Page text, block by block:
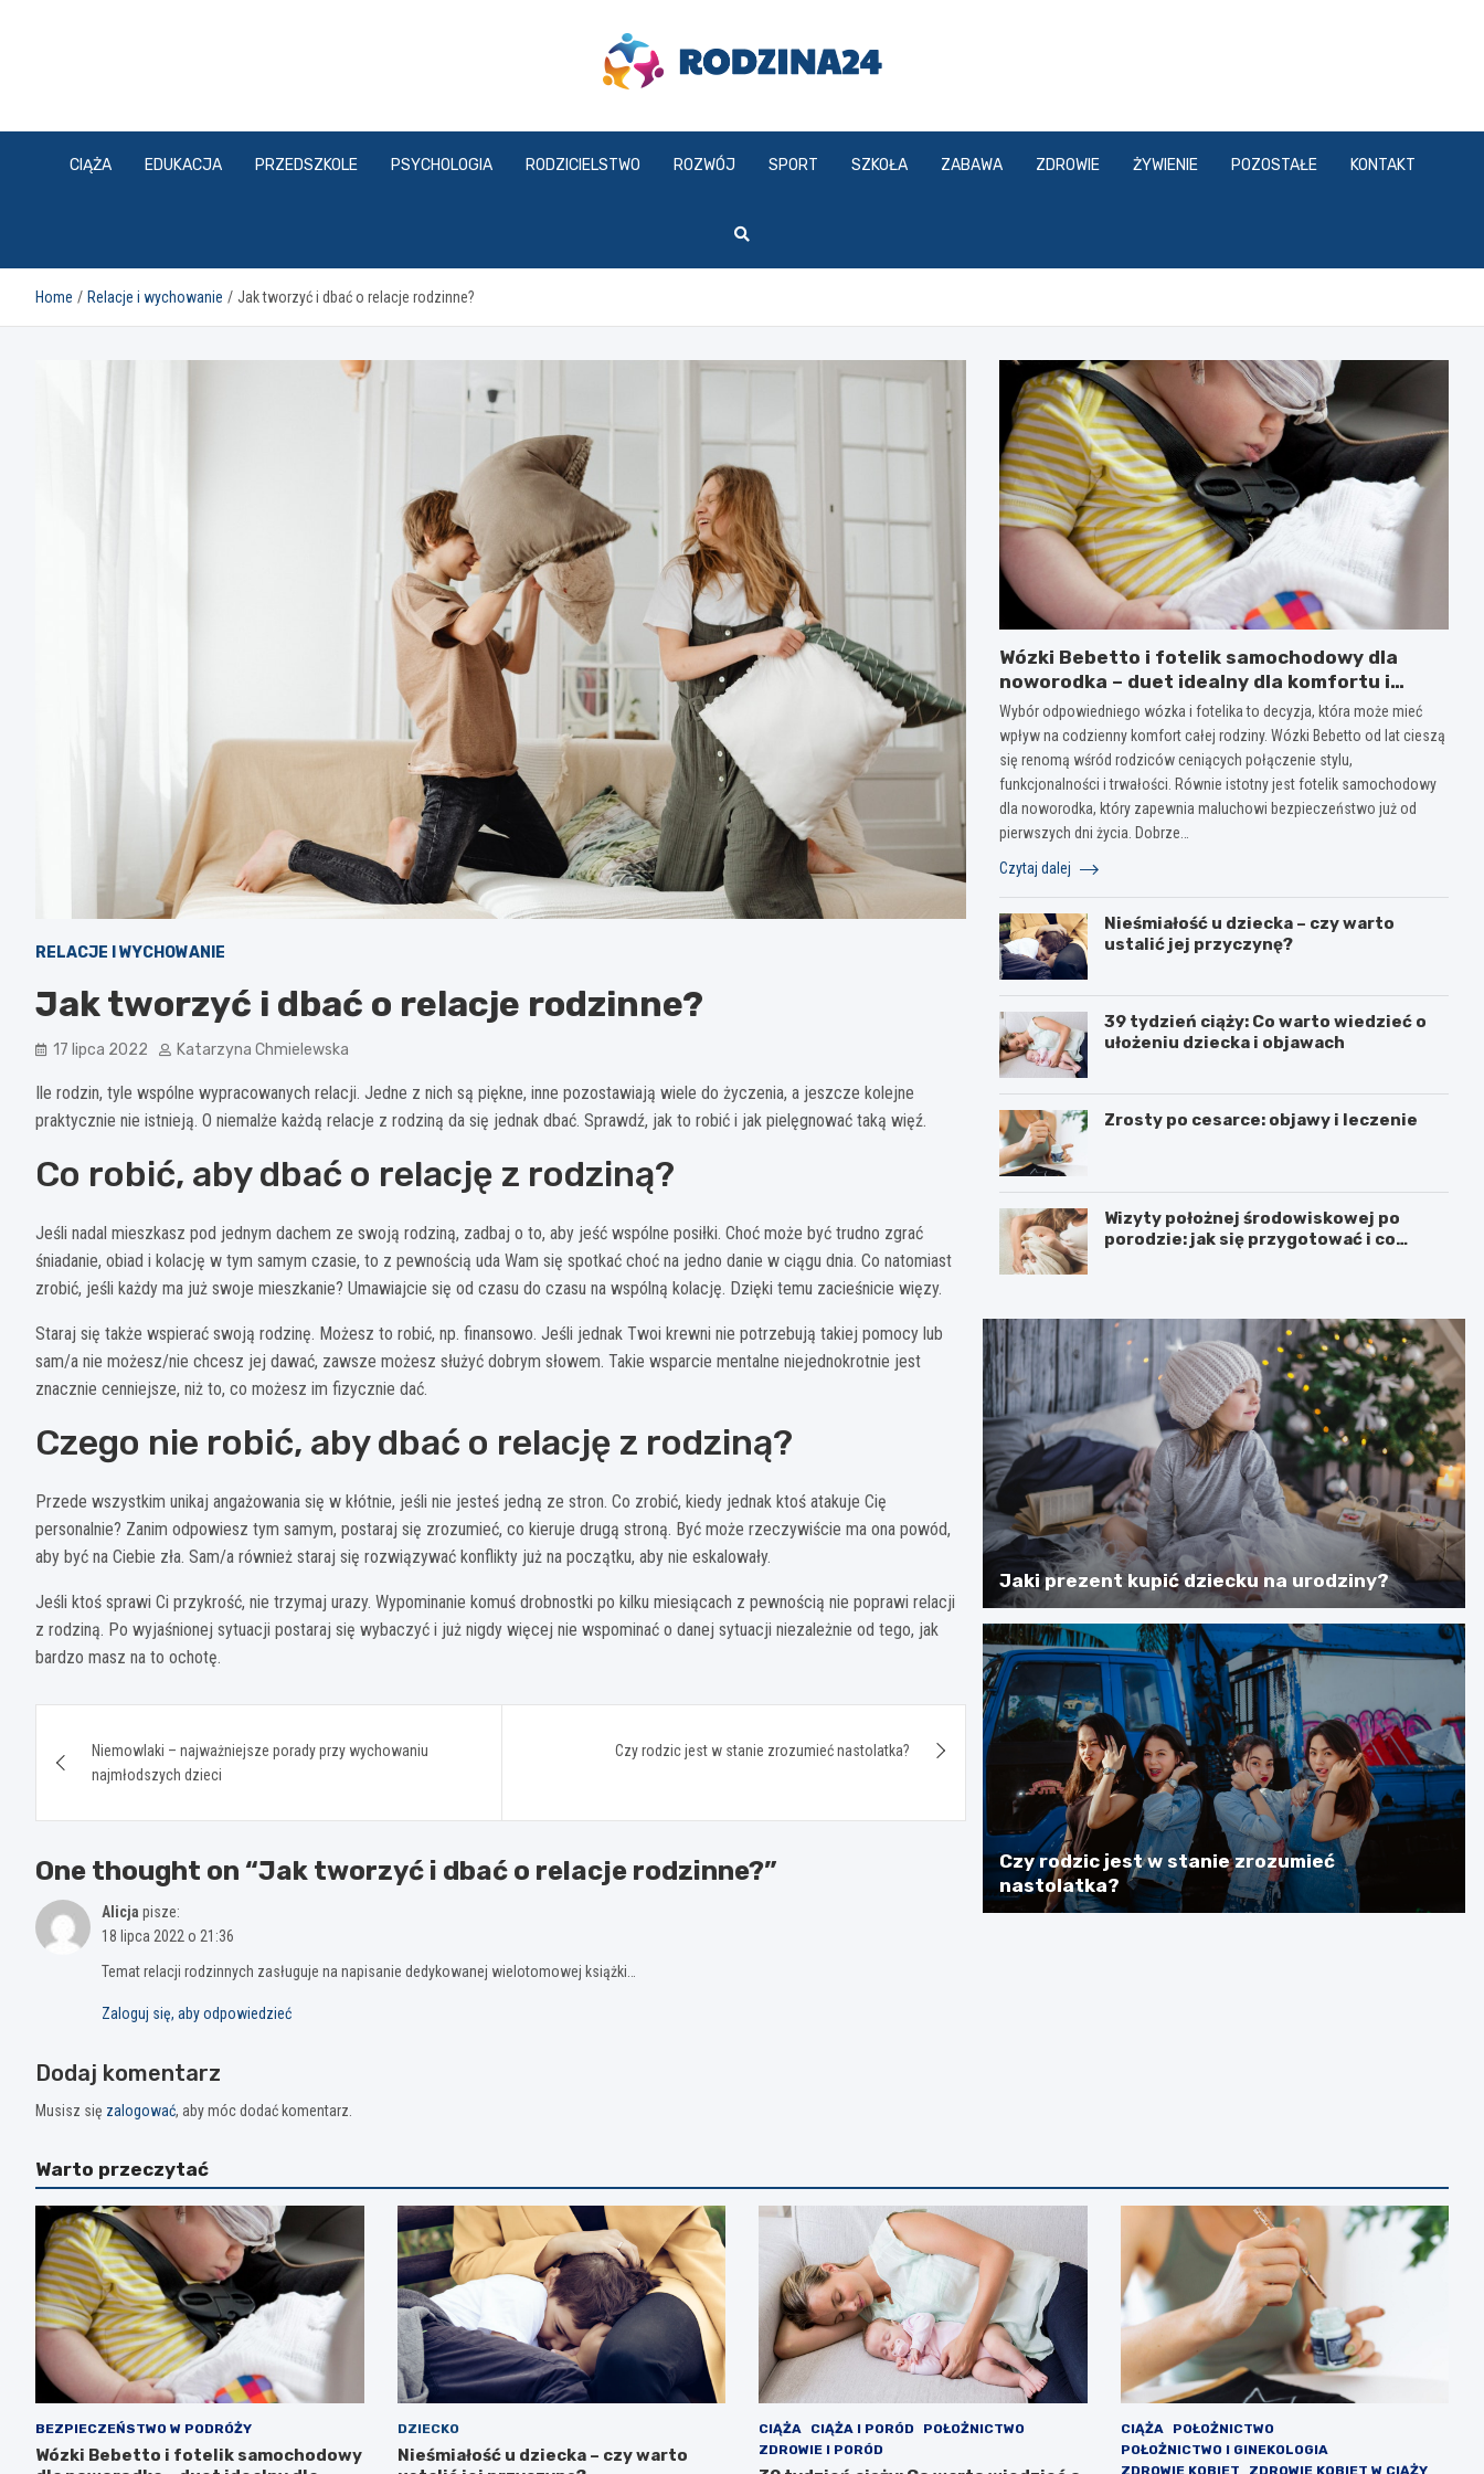
rodzina24.pl
CIĄŻA EDUKACJA PRZEDSZKOLE PSYCHOLOGIA RODZICIELSTWO ROZWÓJ SPORT SZKOŁA ZABAWA ZDROWIE ŻYWIENIE POZOSTAŁE KONTAKT
Home Relacje i wychowanie Jak tworzyć i dbać o relacje rodzinne?
RELACJE I WYCHOWANIE
Jak tworzyć i dbać o relacje rodzinne?
17 lipca 2022 Katarzyna Chmielewska
Ile rodzin, tyle wspólne wypracowanych relacji. Jedne z nich są piękne, inne pozostawiają wiele do życzenia, a jeszcze kolejne
praktycznie nie istnieją. O niemalże każdą relacje z rodziną da się jednak dbać. Sprawdź, jak to robić i jak pielęgnować taką więź.
Co robić, aby dbać o relację z rodziną?
Jeśli nadal mieszkasz pod jednym dachem ze swoją rodziną, zadbaj o to, aby jeść wspólne posiłki. Choć może być trudno zgrać
śniadanie, obiad i kolację w tym samym czasie, to z pewnością uda Wam się spotkać choć na jedno danie w ciągu dnia. Co natomiast
zrobić, jeśli każdy ma już swoje mieszkanie? Umawiajcie się od czasu do czasu na wspólną kolację. Dzięki temu zacieśnicie więzy.
Staraj się także wspierać swoją rodzinę. Możesz to robić, np. finansowo. Jeśli jednak Twoi krewni nie potrzebują takiej pomocy lub
sam/a nie możesz/nie chcesz jej dawać, zawsze możesz służyć dobrym słowem. Takie wsparcie mentalne niejednokrotnie jest
znacznie cenniejsze, niż to, co możesz im fizycznie dać.
Czego nie robić, aby dbać o relację z rodziną?
Przede wszystkim unikaj angażowania się w kłótnie, jeśli nie jesteś jedną ze stron. Co zrobić, kiedy jednak ktoś atakuje Cię
personalnie? Zanim odpowiesz tym samym, postaraj się zrozumieć, co kieruje drugą stroną. Być może rzeczywiście ma ona powód,
aby być na Ciebie zła. Sam/a również staraj się rozwiązywać konflikty już na początku, aby nie eskalowały.
Jeśli ktoś sprawi Ci przykrość, nie trzymaj urazy. Wypominanie komuś drobnostki po kilku miesiącach z pewnością nie poprawi relacji
z rodziną. Po wyjaśnionej sytuacji postaraj się wybaczyć i już nigdy więcej nie wspominać o danej sytuacji niezależnie od tego, jak
bardzo masz na to ochotę.
wpisuNiemowlaki – najważniejsze porady przy wychowaniu
najmłodszych dzieci
Czy rodzic jest w stanie zrozumieć nastolatka?
One thought on “Jak tworzyć i dbać o relacje rodzinne?”
Alicja pisze:
18 lipca 2022 o 21:36
Temat relacji rodzinnych zasługuje na napisanie dedykowanej wielotomowej książki…
Zaloguj się, aby odpowiedzieć
Dodaj komentarz
Musisz się zalogować, aby móc dodać komentarz.
Wózki Bebetto i fotelik samochodowy dla
noworodka – duet idealny dla komfortu i
bezpieczeństwa dziecka
Wybór odpowiedniego wózka i fotelika to decyzja, która może mieć
wpływ na codzienny komfort całej rodziny. Wózki Bebetto od lat cieszą
się renomą wśród rodziców ceniących połączenie stylu,
funkcjonalności i trwałości. Równie istotny jest fotelik samochodowy
dla noworodka, który zapewnia maluchowi bezpieczeństwo już od
pierwszych dni życia. Dobrze…
Czytaj dalej
Nieśmiałość u dziecka – czy warto
ustalić jej przyczynę?
39 tydzień ciąży: Co warto wiedzieć o
ułożeniu dziecka i objawach
Zrosty po cesarce: objawy i leczenie
Wizyty położnej środowiskowej po
porodzie: jak się przygotować i co
Jaki prezent kupić dziecku na urodziny?
Czy rodzic jest w stanie zrozumieć
nastolatka?
Warto przeczytać
BEZPIECZEŃSTWO W PODRÓŻY
Wózki Bebetto i fotelik samochodowy
DZIECKO
Nieśmiałość u dziecka – czy warto
CIĄŻA CIĄŻA I PORÓD
POŁOŻNICTWO
ZDROWIE I PORÓD
CIĄŻA
POŁOŻNICTWO
POŁOŻNICTWO I GINEKOLOGIA
ZDROWIE KOBIET
ZDROWIE KOBIET W CIĄŻY